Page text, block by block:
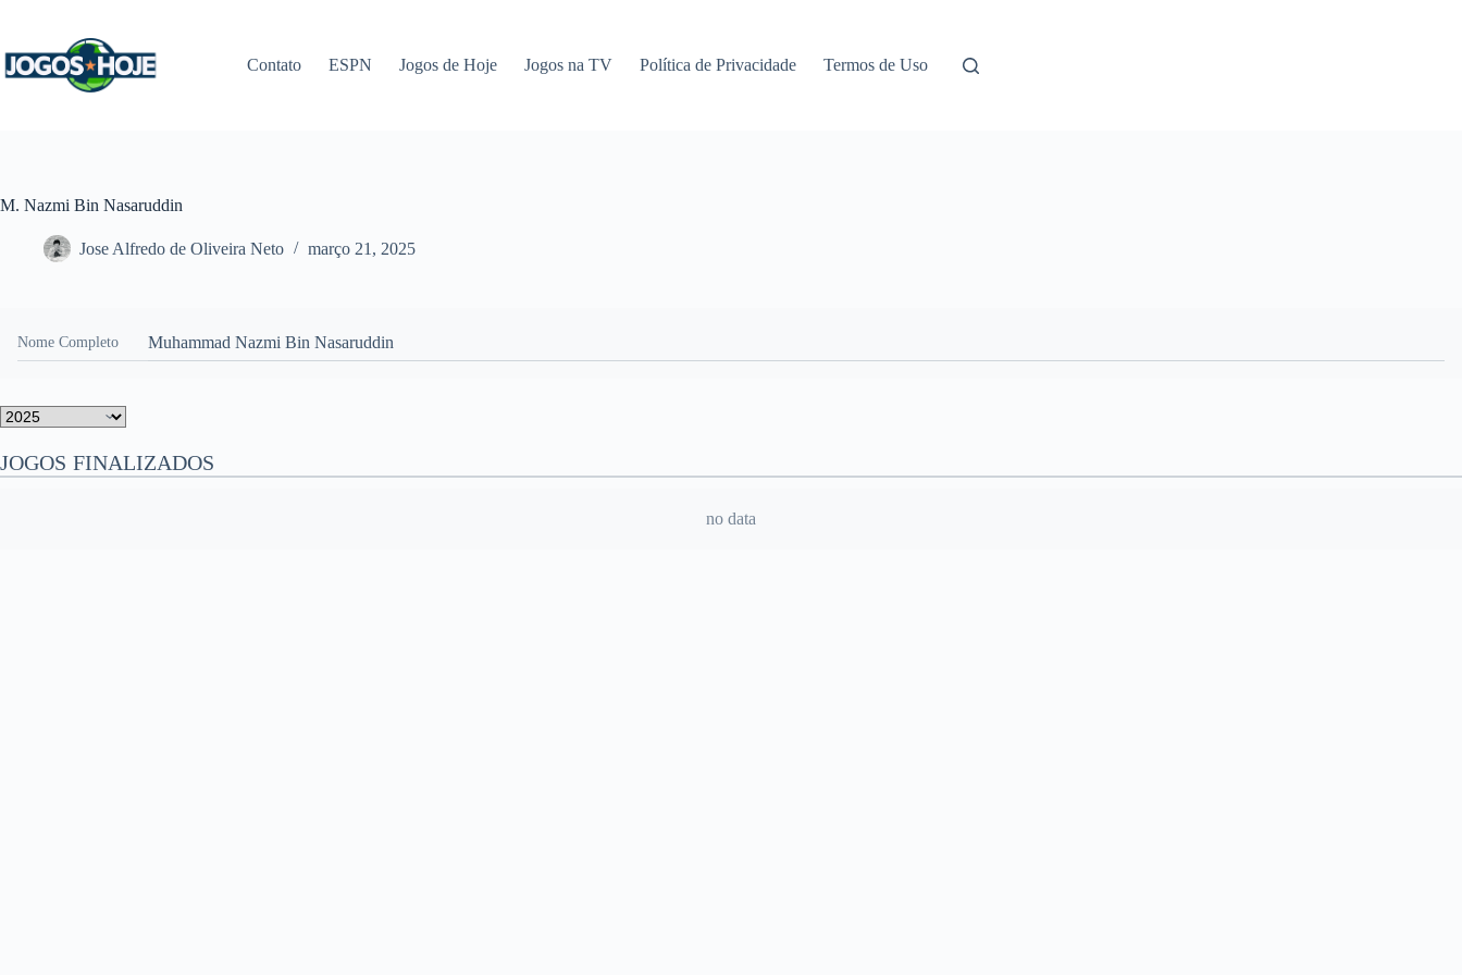
conteúdo
Contato ESPN Jogos de Hoje Jogos na TV Política de Privacidade Termos de Uso
M. Nazmi Bin Nasaruddin
Jose Alfredo de Oliveira Neto março 21, 2025
Nome Completo Muhammad Nazmi Bin Nasaruddin
JOGOS FINALIZADOS
no data